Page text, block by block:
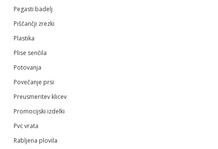
Pegasti badelj
Piščančji zrezki
Plastika
Plise senčila
Potovanja
Povečanje prsi
Preusmeritev klicev
Promocijski izdelki
Pvc vrata
Rabljena plovila